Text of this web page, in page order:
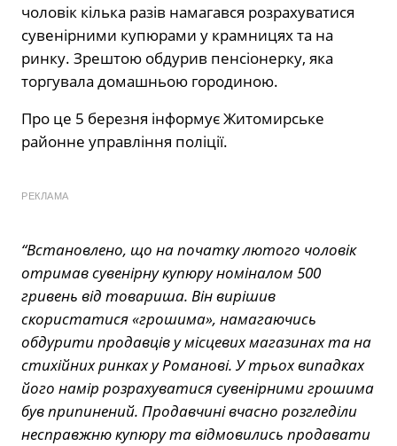
чоловік кілька разів намагався розрахуватися
сувенірними купюрами у крамницях та на
ринку. Зрештою обдурив пенсіонерку, яка
торгувала домашньою городиною.
Про це 5 березня інформує Житомирське
районне управління поліції.
РЕКЛАМА
“Встановлено, що на початку лютого чоловік
отримав сувенірну купюру номіналом 500
гривень від товариша. Він вирішив
скористатися «грошима», намагаючись
обдурити продавців у місцевих магазинах та на
стихійних ринках у Романові. У трьох випадках
його намір розрахуватися сувенірними грошима
був припинений. Продавчині вчасно розгледіли
несправжню купюру та відмовились продавати